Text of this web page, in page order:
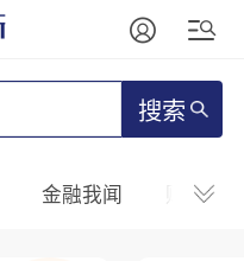
搜索
金融我闻 财新